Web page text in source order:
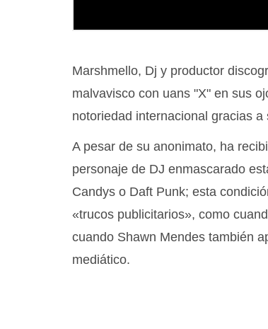
Marshmello, Dj y productor
malvavisco con uans "X" en sus
notoriedad internacional gracias
A pesar de su anonimato, ha
personaje de DJ enmascarado
Candys o Daft Punk; esta
«trucos publicitarios», como
cuando Shawn Mendes también
mediático.